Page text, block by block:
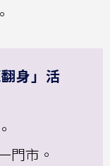
身」活
門市。